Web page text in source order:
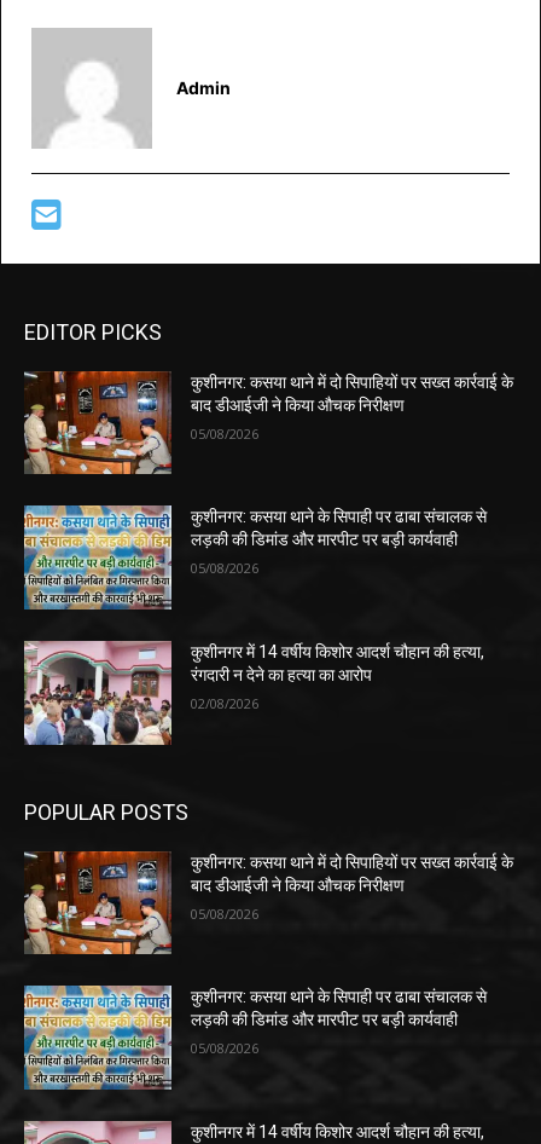
Admin
EDITOR PICKS
कुशीनगर: कसया थाने में दो सिपाहियों पर सख्त कार्रवाई के
बाद डीआईजी ने किया औचक निरीक्षण
05/08/2026
कुशीनगर: कसया थाने के सिपाही पर ढाबा संचालक से
लड़की की डिमांड और मारपीट पर बड़ी कार्यवाही
05/08/2026
कुशीनगर में 14 वर्षीय किशोर आदर्श चौहान की हत्या,
रंगदारी न देने का हत्या का आरोप
02/08/2026
POPULAR POSTS
कुशीनगर: कसया थाने में दो सिपाहियों पर सख्त कार्रवाई के
बाद डीआईजी ने किया औचक निरीक्षण
05/08/2026
कुशीनगर: कसया थाने के सिपाही पर ढाबा संचालक से
लड़की की डिमांड और मारपीट पर बड़ी कार्यवाही
05/08/2026
कुशीनगर में 14 वर्षीय किशोर आदर्श चौहान की हत्या,